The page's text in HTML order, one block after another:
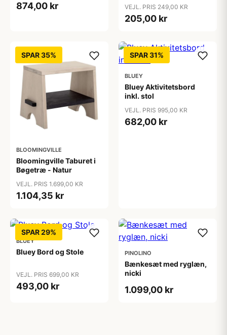
874,00 kr VEJL. PRIS 249,00 KR
205,00 kr
SPAR 35%
BLOOMINGVILLE
Bloomingville Taburet i
Bøgetræ - Natur
VEJL. PRIS 1.699,00 KR
1.104,35 kr
SPAR 31%
BLUEY
Bluey Aktivitetsbord
inkl. stol
VEJL. PRIS 995,00 KR
682,00 kr
SPAR 29%
BLUEY
Bluey Bord og Stole
VEJL. PRIS 699,00 KR
493,00 kr
PINOLINO
Bænkesæt med ryglæn,
nicki
1.099,00 kr